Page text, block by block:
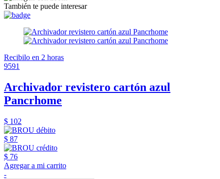
También te puede interesar
Recibilo en 2 horas
9591
Archivador revistero cartón azul
Pancrhome
$ 102
$ 87
$ 76
Agregar a mi carrito
-